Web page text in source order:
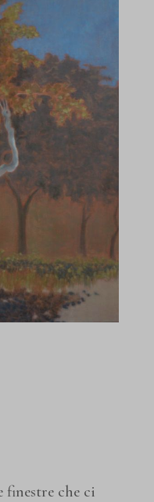
finestre che ci